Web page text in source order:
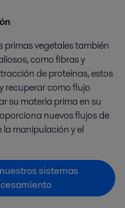
primas vegetales también
como fibras y
de proteínas, estos
recuperar como flujo
su materia prima en su
nuevos flujos de
la manipulación y el
sistemas